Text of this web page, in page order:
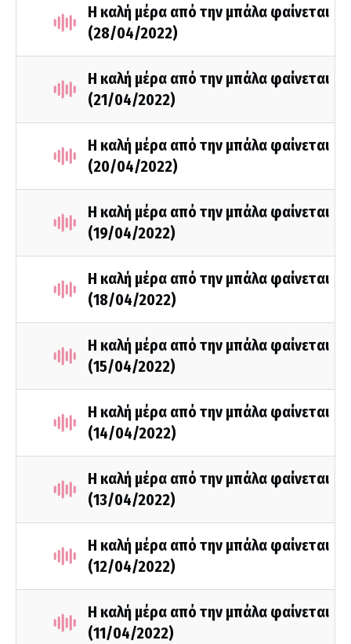
Η καλή μέρα από την μπάλα φαίνεται
(28/04/2022)
Η καλή μέρα από την μπάλα φαίνεται
(21/04/2022)
Η καλή μέρα από την μπάλα φαίνεται
(20/04/2022)
Η καλή μέρα από την μπάλα φαίνεται
(19/04/2022)
Η καλή μέρα από την μπάλα φαίνεται
(18/04/2022)
Η καλή μέρα από την μπάλα φαίνεται
(15/04/2022)
Η καλή μέρα από την μπάλα φαίνεται
(14/04/2022)
Η καλή μέρα από την μπάλα φαίνεται
(13/04/2022)
Η καλή μέρα από την μπάλα φαίνεται
(12/04/2022)
Η καλή μέρα από την μπάλα φαίνεται
(11/04/2022)